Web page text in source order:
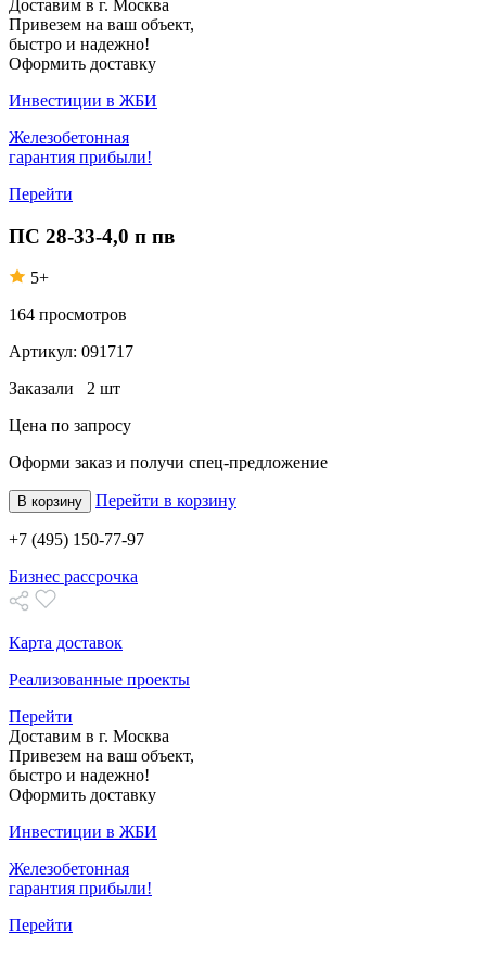
Доставим в г. Москва
Привезем на ваш объект,
быстро и надежно!
Оформить доставку
Инвестиции в ЖБИ
Железобетонная
гарантия прибыли!
Перейти
ПС 28-33-4,0 п пв
5+
164 просмотров
Артикул: 091717
Заказали 2 шт
Цена по запросу
Оформи заказ и получи спец-предложение
В корзину Перейти в корзину
+7 (495) 150-77-97
Бизнес рассрочка
Карта доставок
Реализованные проекты
Перейти
Доставим в г. Москва
Привезем на ваш объект,
быстро и надежно!
Оформить доставку
Инвестиции в ЖБИ
Железобетонная
гарантия прибыли!
Перейти